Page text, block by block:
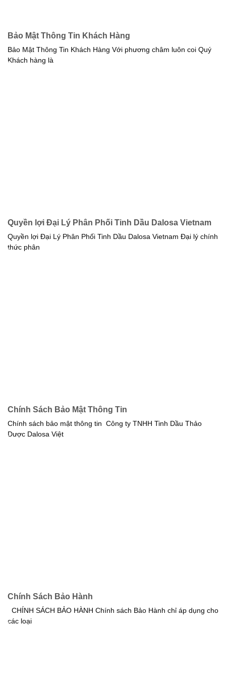
Bảo Mật Thông Tin Khách Hàng
Bảo Mật Thông Tin Khách Hàng Với phương châm luôn coi Quý
Khách hàng là
Quyền lợi Đại Lý Phân Phối Tinh Dầu Dalosa Vietnam
Quyền lợi Đại Lý Phân Phối Tinh Dầu Dalosa Vietnam Đại lý chính
thức phân
Chính Sách Bảo Mật Thông Tin
Chính sách bảo mật thông tin Công ty TNHH Tinh Dầu Thảo
Dược Dalosa Việt
Chính Sách Bảo Hành
CHÍNH SÁCH BẢO HÀNH Chính sách Bảo Hành chỉ áp dụng cho
các loại